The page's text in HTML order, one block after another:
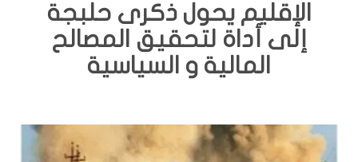
الإقليم يحول ذكرى حلبجة
إلى أداة لتحقيق المصالح
المالية و السياسية